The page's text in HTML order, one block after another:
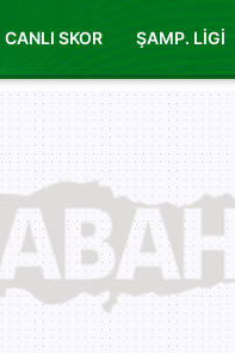
CANLI SKOR ŞAMP. LİGİ